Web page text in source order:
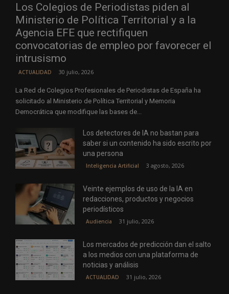
Los Colegios de Periodistas piden al
Ministerio de Política Territorial y a la
Agencia EFE que rectifiquen
convocatorias de empleo por favorecer el
intrusismo
ACTUALIDAD 30 julio, 2026
La Red de Colegios Profesionales de Periodistas de España ha
solicitado al Ministerio de Política Territorial y Memoria
Democrática que modifique las bases de...
Los detectores de IA no bastan para
saber si un contenido ha sido escrito por
una persona
Inteligencia Artificial 3 agosto, 2026
Veinte ejemplos de uso de la IA en
redacciones, productos y negocios
periodísticos
Audiencia 31 julio, 2026
Los mercados de predicción dan el salto
a los medios con una plataforma de
noticias y análisis
ACTUALIDAD 31 julio, 2026